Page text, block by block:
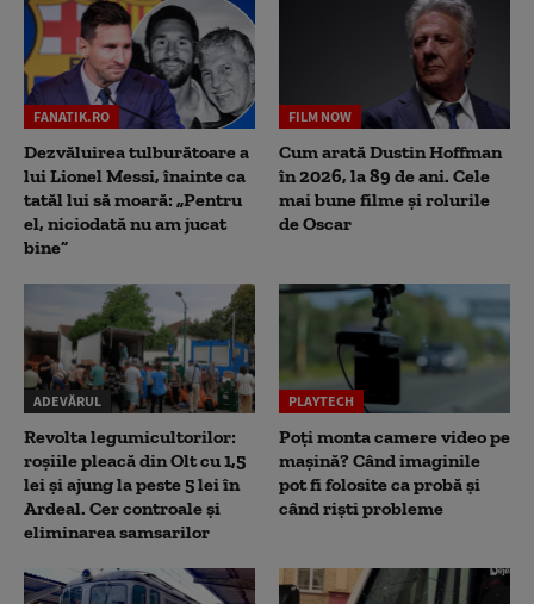
FANATIK.RO
Dezvăluirea tulburătoare a
lui Lionel Messi, înainte ca
tatăl lui să moară: „Pentru
el, niciodată nu am jucat
bine”
FILM NOW
Cum arată Dustin Hoffman
în 2026, la 89 de ani. Cele
mai bune filme și rolurile
de Oscar
ADEVĂRUL
Revolta legumicultorilor:
roșiile pleacă din Olt cu 1,5
lei și ajung la peste 5 lei în
Ardeal. Cer controale și
eliminarea samsarilor
PLAYTECH
Poți monta camere video pe
mașină? Când imaginile
pot fi folosite ca probă și
când riști probleme